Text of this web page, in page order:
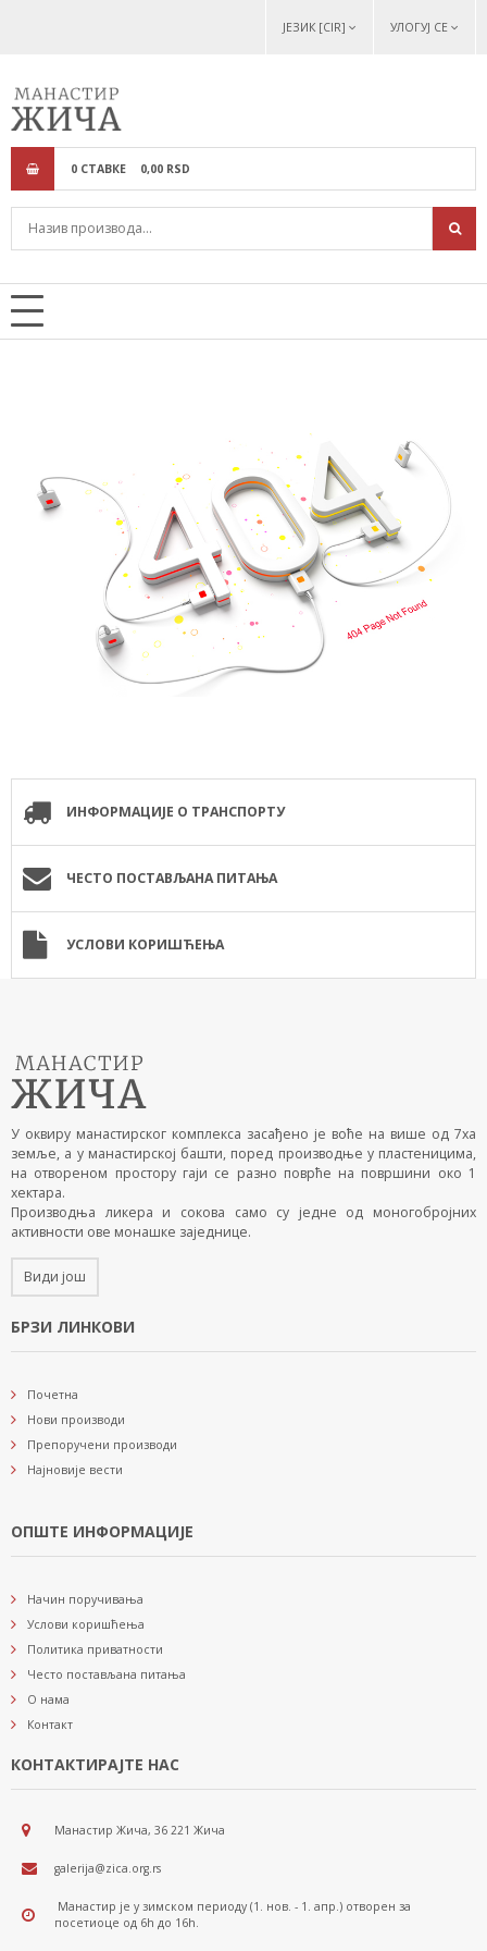
ЈЕЗИК [CIR] УЛОГУЈ СЕ
0 СТАВКЕ 0,00 RSD
ИНФОРМАЦИЈЕ О ТРАНСПОРТУ
ЧЕСТО ПОСТАВЉАНА ПИТАЊА
УСЛОВИ КОРИШЋЕЊА
У оквиру манастирског комплекса засађено је воће на више од 7ха
земље, а у манастирској башти, поред производње у пластеницима,
на отвореном простору гаји се разно поврће на површини око 1
хектара.
Производња ликера и сокова само су једне од моногобројних
активности ове монашке заједнице.
Види још
БРЗИ ЛИНКОВИ
Почетна
Нови производи
Препоручени производи
Најновије вести
ОПШТЕ ИНФОРМАЦИЈЕ
Начин поручивања
Услови коришћења
Политика приватности
Често постављана питања
О нама
Контакт
КОНТАКТИРАЈТЕ НАС
Манастир Жича, 36 221 Жича
galerija@zica.org.rs
Манастир је у зимском периоду (1. нов. - 1. апр.) отворен за
посетиоце од 6h до 16h.